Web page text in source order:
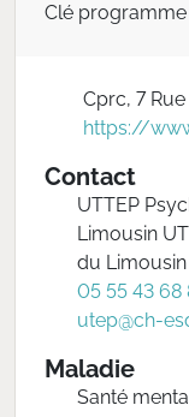
Clé programme
Cprc, 7
https://
Contact
UTTEP
Limousin
du Limousin
05 55 43 68
utep@ch-
Maladie
Santé